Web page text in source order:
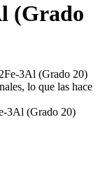
(Grado
3Al (Grado 20)
lo que las hace
3Al (Grado 20)